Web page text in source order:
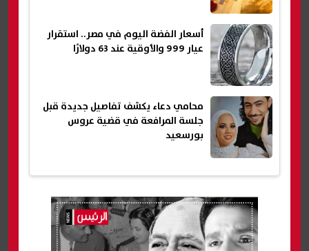
أسعار الفضة اليوم في مصر.. استقرار
عيار 999 والأوقية عند 63 دولارًا
محامي دعاء يكشف تفاصيل جديدة قبل
جلسة المرافعة في قضية عروس
بورسعيد